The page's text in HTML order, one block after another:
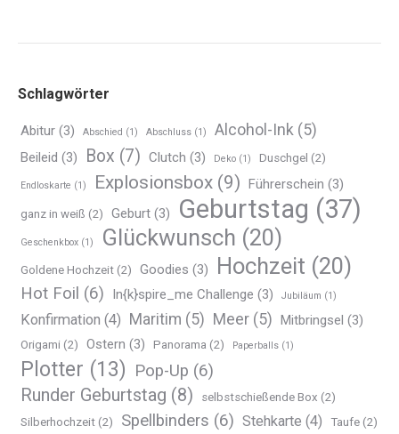
Schlagwörter
Abitur (3) Abschied (1) Abschluss (1) Alcohol-Ink (5)
Beileid (3) Box (7) Clutch (3) Deko (1) Duschgel (2)
Endloskarte (1) Explosionsbox (9) Führerschein (3)
ganz in weiß (2) Geburt (3) Geburtstag (37)
Geschenkbox (1) Glückwunsch (20)
Goldene Hochzeit (2) Goodies (3) Hochzeit (20)
Hot Foil (6) In{k}spire_me Challenge (3) Jubiläum (1)
Konfirmation (4) Maritim (5) Meer (5) Mitbringsel (3)
Origami (2) Ostern (3) Panorama (2) Paperballs (1)
Plotter (13) Pop-Up (6)
Runder Geburtstag (8) selbstschießende Box (2)
Silberhochzeit (2) Spellbinders (6) Stehkarte (4) Taufe (2)